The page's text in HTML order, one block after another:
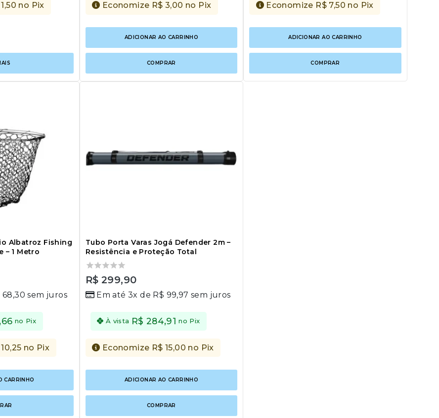
1,50 no Pix Economize R$ 3,00 no Pix
ADICIONAR AO CARRINHO
COMPRAR
Economize R$ 7,50 no Pix
ADICIONAR AO CARRINHO
COMPRAR
Albatroz Fishing
– 1 Metro
68,30 sem juros
no Pix
10,25 no Pix
CARRINHO
Tubo Porta Varas Jogá Defender 2m –
Resistência e Proteção Total
0
of
R$ 299,90
Em até 3x de R$ 99,97 sem juros
À vista R$ 284,91 no Pix
Economize R$ 15,00 no Pix
ADICIONAR AO CARRINHO
COMPRAR